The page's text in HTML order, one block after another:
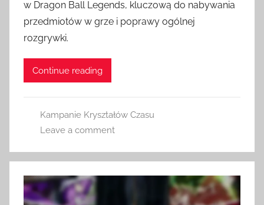
w Dragon Ball Legends, kluczową do nabywania
przedmiotów w grze i poprawy ogólnej
rozgrywki.
Continue reading
Kampanie Kryształów Czasu
Leave a comment